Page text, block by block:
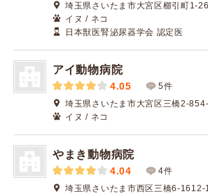
埼玉県さいたま市大宮区櫛引町1-
イヌ / ネコ
日本獣医腎泌尿器学会 認定医
アイ動物病院
4.05
5件
埼玉県さいたま市大宮区三橋2-
イヌ / ネコ
やまき動物病院
4.04
4件
埼玉県さいたま市西区三橋6-1612-